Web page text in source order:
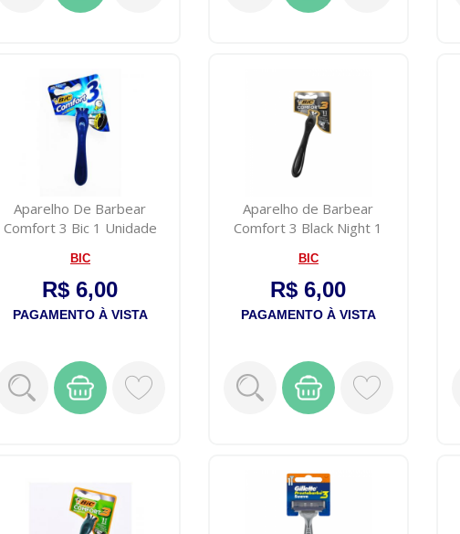
Aparelho De Barbear
Comfort 3 Bic 1 Unidade
BIC
R$ 6,00
PAGAMENTO À VISTA
Aparelho de Barbear
Comfort 3 Black Night 1
BIC
R$ 6,00
PAGAMENTO À VISTA